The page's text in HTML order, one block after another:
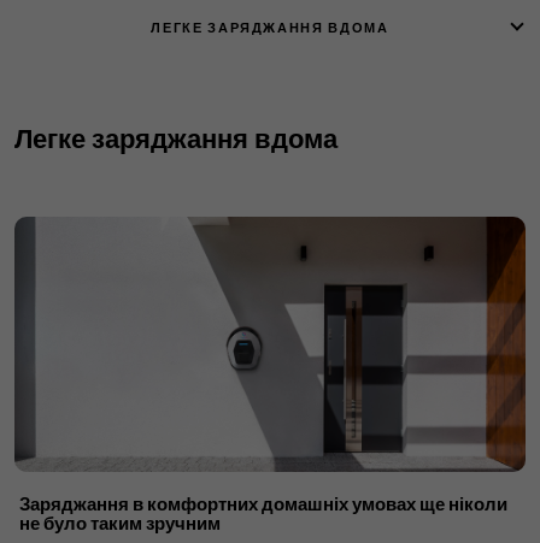
ЛЕГКЕ ЗАРЯДЖАННЯ ВДОМА
Легке заряджання вдома
Заряджання в комфортних домашніх умовах ще ніколи
не було таким зручним